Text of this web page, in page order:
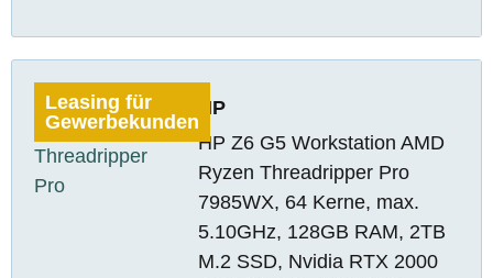
Leasing für
Gewerbekunden
HP
HP Z6 G5 Workstation AMD
Ryzen Threadripper Pro
7985WX, 64 Kerne, max.
5.10GHz, 128GB RAM, 2TB
M.2 SSD, Nvidia RTX 2000